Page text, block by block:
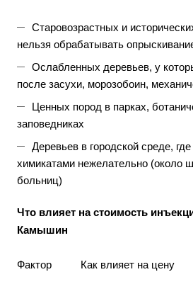
Старовозрастных и
нельзя обрабатывать
Ослабленных деревьев, у
после засухи, морозобоин,
Ценных пород в парках,
заповедниках
Деревьев в городской среде,
химикатами нежелательно (около
больниц)
Что влияет на стоимость
Камышин
Фактор Как влияет на цену